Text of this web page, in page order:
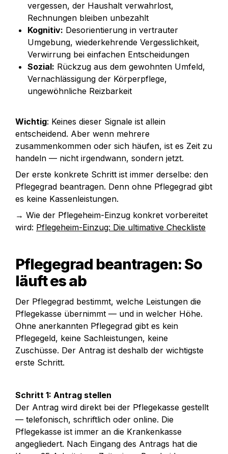
vergessen, der Haushalt verwahrlost,
Rechnungen bleiben unbezahlt
Kognitiv: Desorientierung in vertrauter
Umgebung, wiederkehrende Vergesslichkeit,
Verwirrung bei einfachen Entscheidungen
Sozial: Rückzug aus dem gewohnten Umfeld,
Vernachlässigung der Körperpflege,
ungewöhnliche Reizbarkeit
Wichtig: Keines dieser Signale ist allein
entscheidend. Aber wenn mehrere
zusammenkommen oder sich häufen, ist es Zeit zu
handeln — nicht irgendwann, sondern jetzt.
Der erste konkrete Schritt ist immer derselbe: den
Pflegegrad beantragen. Denn ohne Pflegegrad gibt
→ Wie der Pflegeheim-Einzug konkret vorbereitet
wird: Pflegeheim-Einzug: Die ultimative Checkliste
Pflegegrad beantragen: So
läuft es ab
Der Pflegegrad bestimmt, welche Leistungen die
Pflegekasse übernimmt — und in welcher Höhe.
Ohne anerkannten Pflegegrad gibt es kein
Pflegegeld, keine Sachleistungen, keine
Zuschüsse. Der Antrag ist deshalb der wichtigste
erste Schritt.
Schritt 1: Antrag stellen
Der Antrag wird direkt bei der Pflegekasse gestellt
— telefonisch, schriftlich oder online. Die
Pflegekasse ist immer an die Krankenkasse
angegliedert. Nach Eingang des Antrags hat die